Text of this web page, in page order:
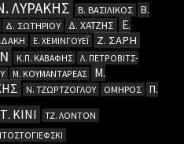
ΛΥΡΑΚΗΣ Β. ΒΑΣΙΛΙΚΟΣ
Β.
Δ. ΣΩΤΗΡΙΟΥ Δ. ΧΑΤΖΗΣ
Ε.
Ε. ΧΕΜΙΝΓΟΥΕΪ Ζ. ΣΑΡΗ
Κ.Π. ΚΑΒΑΦΗΣ
Λ. ΠΕΤΡΟΒΙΤΣ-
Μ. ΚΟΥΜΑΝΤΑΡΕΑΣ
Μ.
Ν. ΤΖΩΡΤΖΟΓΛΟΥ ΟΜΗΡΟΣ
Π.
Τ. ΚΙΝΙ ΤΖ. ΛΟΝΤΟΝ